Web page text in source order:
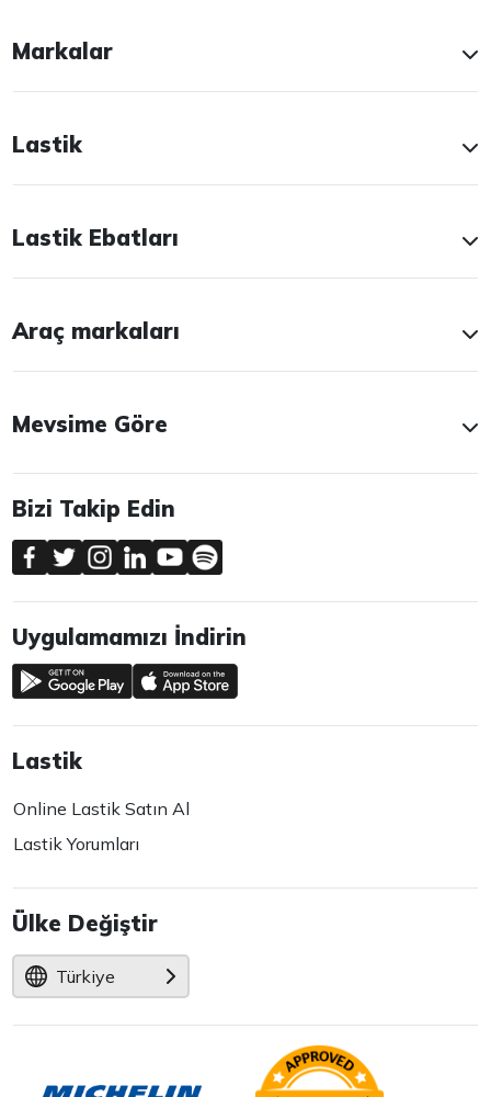
Markalar
Lastik
Lastik Ebatları
Araç markaları
Mevsime Göre
Bizi Takip Edin
Uygulamamızı İndirin
Lastik
Online Lastik Satın Al
Lastik Yorumları
Ülke Değiştir
Türkiye